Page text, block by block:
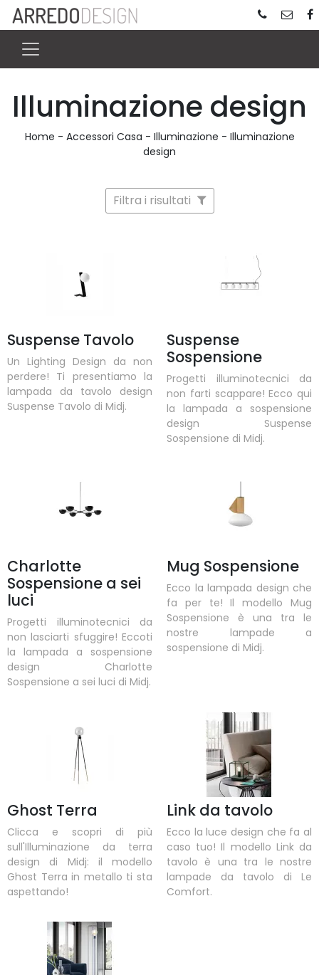
Illuminazione design
Home - Accessori Casa - Illuminazione - Illuminazione
design
Filtra i risultati
Suspense Tavolo
Un Lighting Design da non
perdere! Ti presentiamo la
lampada da tavolo design
Suspense Tavolo di Midj.
Suspense
Sospensione
Progetti illuminotecnici da
non farti scappare! Ecco qui
la lampada a sospensione
design Suspense
Sospensione di Midj.
Charlotte
Sospensione a sei
luci
Progetti illuminotecnici da
non lasciarti sfuggire! Eccoti
la lampada a sospensione
design Charlotte
Sospensione a sei luci di Midj.
Mug Sospensione
Ecco la lampada design che
fa per te! Il modello Mug
Sospensione è una tra le
nostre lampade a
sospensione di Midj.
Ghost Terra
Clicca e scopri di più
sull'Illuminazione da terra
design di Midj: il modello
Ghost Terra in metallo ti sta
aspettando!
Link da tavolo
Ecco la luce design che fa al
caso tuo! Il modello Link da
tavolo è una tra le nostre
lampade da tavolo di Le
Comfort.